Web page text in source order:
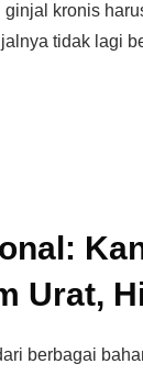
kronis
tidak lagi
Urat,
berbagai